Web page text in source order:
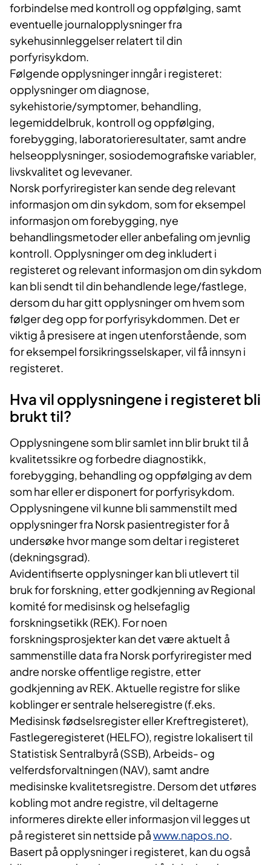
forbindelse med kontroll og oppfølging, samt
eventuelle journalopplysninger fra
sykehusinnleggelser relatert til din
porfyrisykdom.
Følgende opplysninger inngår i registeret:
opplysninger om diagnose,
sykehistorie/symptomer, behandling,
legemiddelbruk, kontroll og oppfølging,
forebygging, laboratorieresultater, samt andre
helseopplysninger, sosiodemografiske variabler,
livskvalitet og levevaner.
Norsk porfyriregister kan sende deg relevant
informasjon om din sykdom, som for eksempel
informasjon om forebygging, nye
behandlingsmetoder eller anbefaling om jevnlig
kontroll. Opplysninger om deg inkludert i
registeret og relevant informasjon om din sykdom
kan bli sendt til din behandlende lege/fastlege,
dersom du har gitt opplysninger om hvem som
følger deg opp for porfyrisykdommen. Det er
viktig å presisere at ingen utenforstående, som
for eksempel forsikringsselskaper, vil få innsyn i
registeret.
Hva vil opplysningene i registeret bli
brukt til?
Opplysningene som blir samlet inn blir brukt til å
kvalitetssikre og forbedre diagnostikk,
forebygging, behandling og oppfølging av dem
som har eller er disponert for porfyrisykdom.
Opplysningene vil kunne bli sammenstilt med
opplysninger fra Norsk pasientregister for å
undersøke hvor mange som deltar i registeret
(dekningsgrad).
Avidentifiserte opplysninger kan bli utlevert til
bruk for forskning, etter godkjenning av Regional
komité for medisinsk og helsefaglig
forskningsetikk (REK). For noen
forskningsprosjekter kan det være aktuelt å
sammenstille data fra Norsk porfyriregister med
andre norske offentlige registre, etter
godkjenning av REK. Aktuelle registre for slike
koblinger er sentrale helseregistre (f.eks.
Medisinsk fødselsregister eller Kreftregisteret),
Fastlegeregisteret (HELFO), registre lokalisert til
Statistisk Sentralbyrå (SSB), Arbeids- og
velferdsforvaltningen (NAV), samt andre
medisinske kvalitetsregistre. Dersom det utføres
kobling mot andre registre, vil deltagerne
informeres direkte eller informasjon vil legges ut
på registeret sin nettside påwww.napos.no.
Basert på opplysninger i registeret, kan du også